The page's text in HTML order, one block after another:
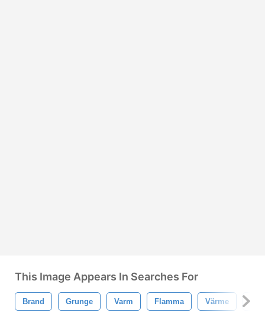
This Image Appears In Searches For
Brand Grunge Varm Flamma Värme